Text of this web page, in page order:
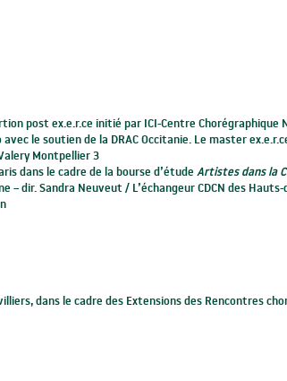
post ex.e.r.ce initié par ICI-Centre
le soutien de la DRAC Occitanie. Le master
Montpellier 3
dans le cadre de la bourse d’étude Artistes dans la
– dir. Sandra Neuveut / L’échangeur CDCN des
dans le cadre des Extensions des Rencontres